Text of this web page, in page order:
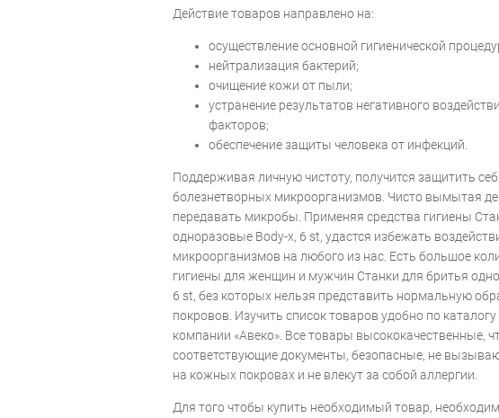
Действие товаров направлено на:
осуществление основной гигиенической
нейтрализация бактерий;
очищение кожи от пыли;
устранение результатов негативного
факторов;
обеспечение защиты человека от инфекций.
Поддерживая личную чистоту, получится защитить
болезнетворных микроорганизмов. Чисто вымытая
передавать микробы. Применяя средства гигиены
одноразовые Body-x, 6 st, удастся избежать
микроорганизмов на любого из нас. Есть большое
гигиены для женщин и мужчин Станки для бритья
6 st, без которых нельзя представить нормальную
покровов. Изучить список товаров удобно по каталогу
компании «Авеко». Все товары высококачественные,
соответствующие документы, безопасные, не
на кожных покровах и не влекут за собой аллергии.
Для того чтобы купить необходимый товар,